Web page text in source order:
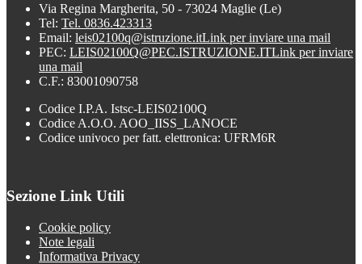
Via Regina Margherita, 50 - 73024 Maglie (Le)
Tel: Tel. 0836.423313
Email: leis02100q@istruzione.itLink per inviare una mail
PEC: LEIS02100Q@PEC.ISTRUZIONE.ITLink per inviare
una mail
C.F.: 83001090758
Codice I.P.A. Istsc-LEIS02100Q
Codice A.O.O. AOO_IISS_LANOCE
Codice univoco per fatt. elettronica: UFRM6R
Sezione Link Utili
Cookie policy
Note legali
Informativa Privacy